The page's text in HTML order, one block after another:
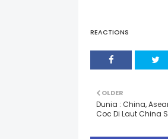
REACTIONS
OLDER
Dunia : China,
Coc Di Laut China